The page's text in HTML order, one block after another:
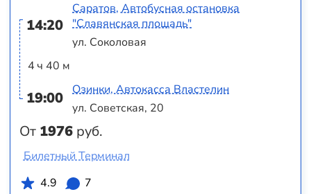
14:20
4 ч 40 м
19:00
От 1976 руб.
Саратов, Автобусная остановка
"Славянская площадь"
ул. Соколовая
Озинки, Автокасса Властелин
ул. Советская, 20
Билетный Терминал
4.9
7